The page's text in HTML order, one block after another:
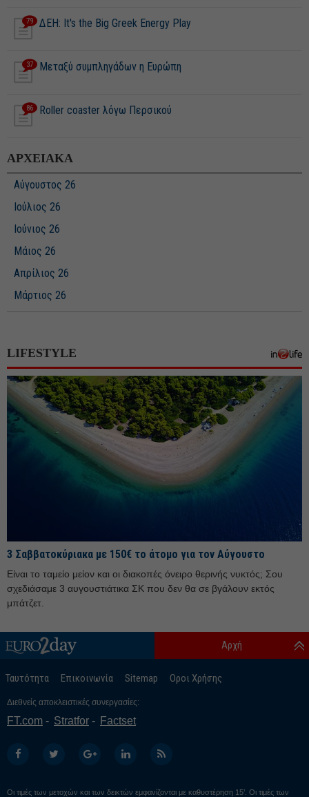
79 ΔΕΗ: It's the Big Greek Energy Play
37 Μεταξύ συμπληγάδων η Ευρώπη
86 Roller coaster λόγω Περσικού
ΑΡΧΕΙΑΚΑ
Αύγουστος 26
Ιούλιος 26
Ιούνιος 26
Μάιος 26
Απρίλιος 26
Μάρτιος 26
Δεκέμβριος 25
Νοέμβριος 25
Οκτώβριος 25
Σεπτέμβριος 25
Αύγουστος 25
Μάρτιος 25
Φεβρουάριος 25
Ιανουάριος 25
Νοέμβριος 24
Αύγουστος 24
Ιούνιος 24
LIFESTYLE
3 Σαββατοκύριακα με 150€ το άτομο για τον Αύγουστο
Είναι το ταμείο μείον και οι διακοπές όνειρο θερινής νυκτός; Σου
σχεδιάσαμε 3 αυγουστιάτικα ΣΚ που δεν θα σε βγάλουν εκτός
μπάτζετ.
Ταυτότητα Επικοινωνία Sitemap Οροι Χρήσης
Αρχή
Διεθνείς αποκλειστικές συνεργασίες:
FT.com Stratfor Factset
Οι τιμές των μετοχών και των δεικτών εμφανίζονται με καθυστέρηση 15’. Οι τιμές των